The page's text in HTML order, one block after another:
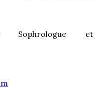
Sophrologue et